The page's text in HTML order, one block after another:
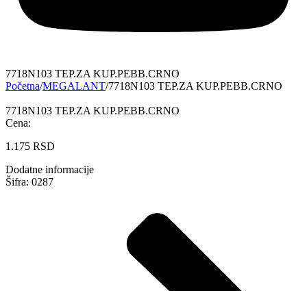
7718N103 TEP.ZA KUP.PEBB.CRNO
Početna/MEGALANT/7718N103 TEP.ZA KUP.PEBB.CRNO
7718N103 TEP.ZA KUP.PEBB.CRNO
Cena:
1.175 RSD
Dodatne informacije
Šifra: 0287